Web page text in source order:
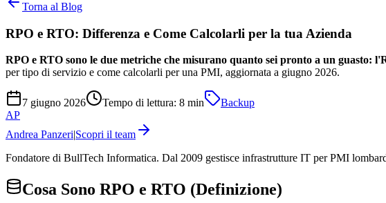
Torna al Blog
RPO e RTO: Differenza e Come Calcolarli per la tua Azienda
RPO e RTO sono le due metriche che misurano quanto sei pronto a un
per tipo di servizio e come calcolarli per una PMI, aggiornata a giugno 2026.
7 giugno 2026 Tempo di lettura: 8 min
Backup
AP
Andrea Panzeri|Scopri il team
Fondatore di BullTech Informatica. Dal 2009 gestisce infrastrutture IT per PMI
Cosa Sono RPO e RTO (Definizione)